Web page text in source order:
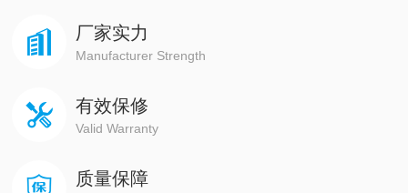
厂家实力
Manufacturer Strength
有效保修
Valid Warranty
质量保障